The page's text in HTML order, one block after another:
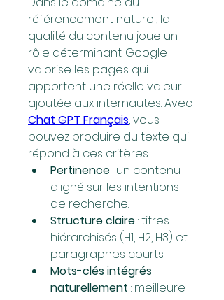
référencement naturel, la
qualité du contenu joue un
rôle déterminant. Google
valorise les pages qui
apportent une réelle valeur
Chat GPT Français, vous
pouvez produire du texte qui
répond à ces critères :
Pertinence : un contenu
aligné sur les intentions
de recherche.
Structure claire : titres
hiérarchisés (H1, H2, H3) et
paragraphes courts.
Mots-clés intégrés
naturellement : meilleure